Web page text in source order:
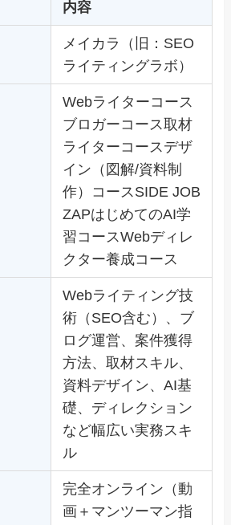
内容
メイカラ（旧：SEO
ライティングラボ）
Webライターコース
ブロガーコース取材
ライターコースデザ
イン（図解/資料制
作）コースSIDE JOB
ZAPはじめてのAI学
習コースWebディレ
クター養成コース
Webライティング技
術（SEO含む）、ブ
ログ運営、案件獲得
方法、取材スキル、
資料デザイン、AI基
礎、ディレクション
など幅広い実務スキ
ル
完全オンライン（動
画＋マンツーマン指